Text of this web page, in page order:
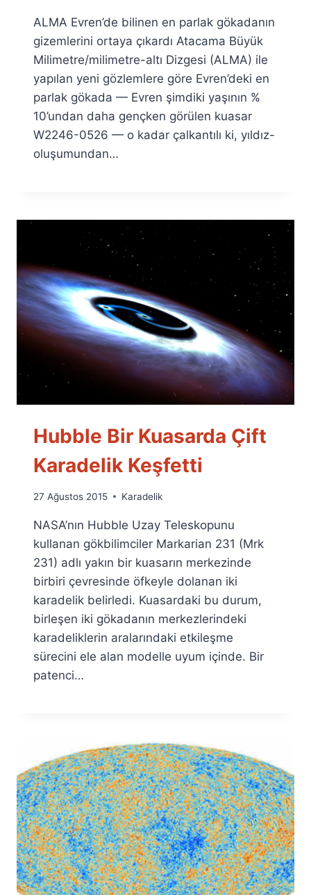
Fuat
Özyar
ALMA Evren’de bilinen en parlak gökadanın
gizemlerini ortaya çıkardı Atacama Büyük
Milimetre/milimetre-altı Dizgesi (ALMA) ile
yapılan yeni gözlemlere göre Evren’deki en
parlak gökada — Evren şimdiki yaşının %
10’undan daha gençken görülen kuasar
W2246-0526 — o kadar çalkantılı ki, yıldız-
oluşumundan…
Hubble Bir Kuasarda Çift
Karadelik Keşfetti
By
Fuat
Özyar
27 Ağustos 2015 Karadelik
NASA’nın Hubble Uzay Teleskopunu
kullanan gökbilimciler Markarian 231 (Mrk
231) adlı yakın bir kuasarın merkezinde
birbiri çevresinde öfkeyle dolanan iki
karadelik belirledi. Kuasardaki bu durum,
birleşen iki gökadanın merkezlerindeki
karadeliklerin aralarındaki etkileşme
sürecini ele alan modelle uyum içinde. Bir
patenci…